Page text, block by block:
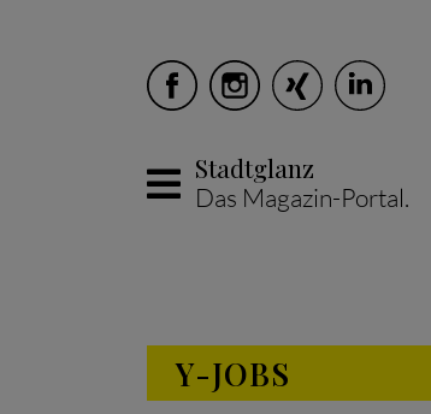
Stadtglanz
Das Magazin-Portal.
Y-JOBS